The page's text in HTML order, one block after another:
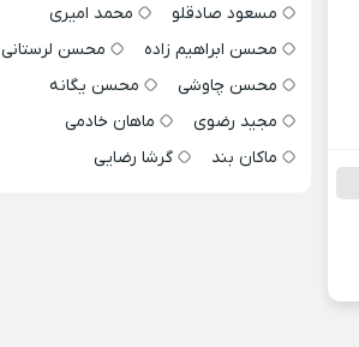
مسعود صادقلو
محمد امیری
محسن ابراهیم زاده
محسن لرستانی
محسن چاوشی
محسن یگانه
مجید رضوی
ماهان خادمی
ماکان بند
گرشا رضایی